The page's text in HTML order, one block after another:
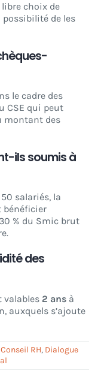
choix de
possibilité de les
le cadre des
CSE qui peut
montant des
ils soumis à
salariés, la
bénéficier
% du Smic brut
des
valables 2 ans à
auxquels s’ajoute
Conseil RH, Dialogue